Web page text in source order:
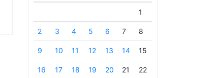
1
2 3 4 5 6 7 8
9 10 11 12 13 14 15
16 17 18 19 20 21 22